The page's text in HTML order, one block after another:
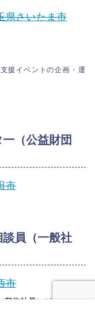
県さいたま市
援イベントの企画・運
（公益財団
市
員（一般社
市
契約社員 ）が出ていま